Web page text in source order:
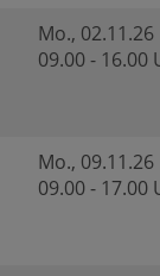
Mo., 02.11.26
09.00 - 16.00
Mo., 09.11.26
09.00 - 17.00